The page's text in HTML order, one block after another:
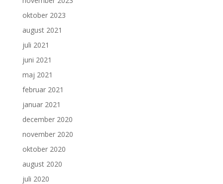
oktober 2023
august 2021
juli 2021
juni 2021
maj 2021
februar 2021
januar 2021
december 2020
november 2020
oktober 2020
august 2020
juli 2020